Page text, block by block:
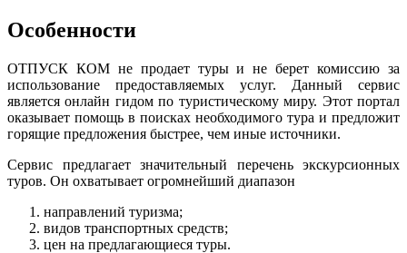
Особенности
ОТПУСК КОМ не продает туры и не берет комиссию за
использование предоставляемых услуг. Данный сервис
является онлайн гидом по туристическому миру. Этот портал
оказывает помощь в поисках необходимого тура и предложит
горящие предложения быстрее, чем иные источники.
Сервис предлагает значительный перечень экскурсионных
туров. Он охватывает огромнейший диапазон
направлений туризма;
видов транспортных средств;
цен на предлагающиеся туры.